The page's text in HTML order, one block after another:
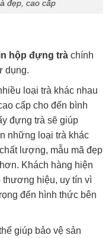
đẹp, cao cấp
hộp đựng tràchính
dụng.
loại trà khác nhau
cấp cho đến bình
đựng trà sẽ giúp
những loại trà khác
lượng, mẫu mã đẹp
Khách hàng hiện
thương hiệu, uy tín vì
đến hình thức bên
giúp bảo vệ sản